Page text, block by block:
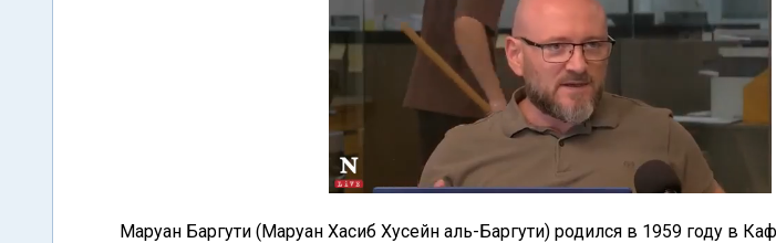
Маруан Баргути (Маруан Хасиб Хусейн аль-Баргути) родился в 1959 году в